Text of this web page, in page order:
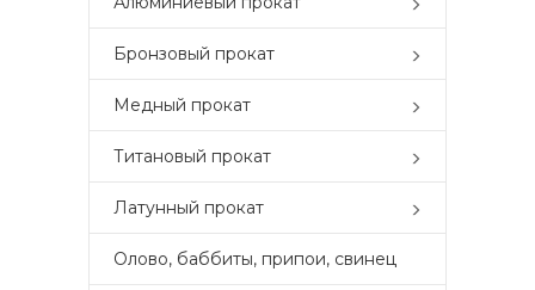
Бронзовый прокат
Медный прокат
Титановый прокат
Латунный прокат
Олово, баббиты, припои, свинец